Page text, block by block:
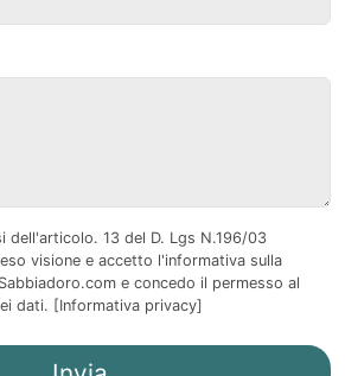
dell'articolo. 13 del D. Lgs N.196/03
visione e accetto l'informativa sulla
e concedo il permesso al
dati. [Informativa privacy]